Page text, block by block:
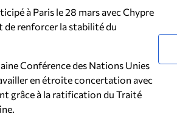
à Paris le 28 mars avec Chypre
de renforcer la stabilité du
Conférence des Nations Unies
en étroite concertation avec
grâce à la ratification du Traité